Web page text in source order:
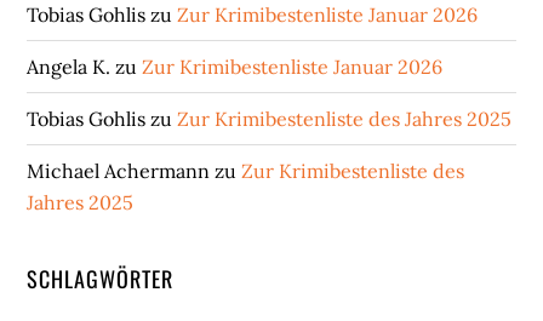
Tobias Gohlis zuZur Krimibestenliste Januar 2026
Angela K. zuZur Krimibestenliste Januar 2026
Tobias Gohlis zuZur Krimibestenliste des Jahres 2025
Michael Achermann zuZur Krimibestenliste des
Jahres 2025
SCHLAGWÖRTER